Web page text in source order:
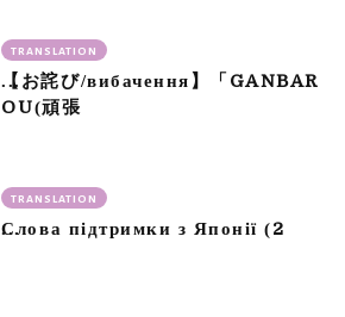
TRANSLATION
【お詫び/вибачення】「 GANBAR
OU(頑張
TRANSLATION
Слова підтримки з Японії (2